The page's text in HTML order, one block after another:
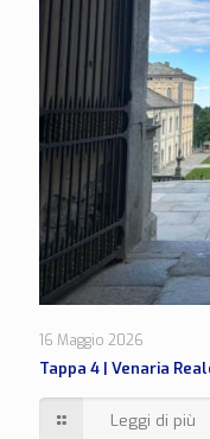
16 Maggio 2026
Tappa 4 | Venaria
Leggi di più